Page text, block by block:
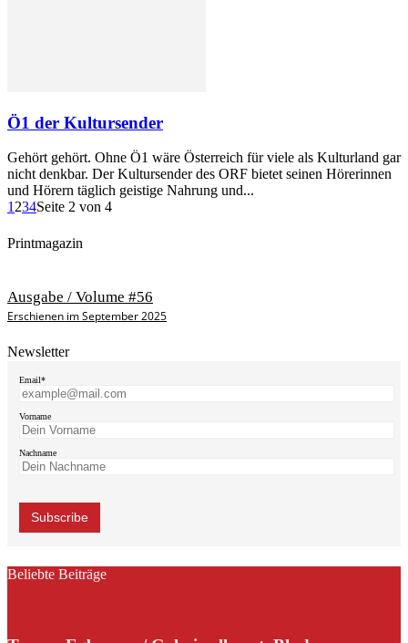
Ö1 der Kultursender
Gehört gehört. Ohne Ö1 wäre Österreich für viele als Kulturland gar
nicht denkbar. Der Kultursender des ORF bietet seinen Hörerinnen
und Hörern täglich geistige Nahrung und...
1 234Seite 2 von 4
Printmagazin
Ausgabe / Volume #56
Erschienen im September 2025
Newsletter
Email*
Vorname
Nachname
Beliebte Beiträge